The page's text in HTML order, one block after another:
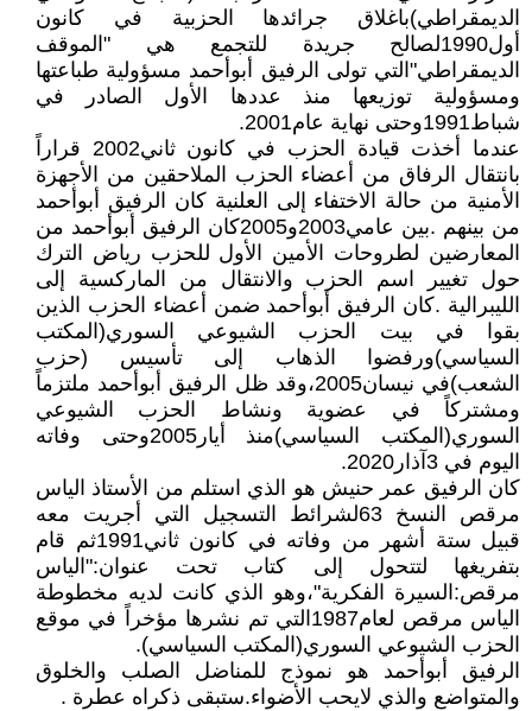
الديمقراطي)باغلاق جرائدها الحزبية في كانون
أول1990لصالح جريدة للتجمع هي "الموقف
الديمقراطي"التي تولى الرفيق أبوأحمد مسؤولية طباعتها
ومسؤولية توزيعها منذ عددها الأول الصادر في
شباط1991وحتى نهاية عام2001.
عندما أخذت قيادة الحزب في كانون ثاني2002 قراراً
بانتقال الرفاق من أعضاء الحزب الملاحقين من الأجهزة
الأمنية من حالة الاختفاء إلى العلنية كان الرفيق أبوأحمد
من بينهم .بين عامي2003و2005كان الرفيق أبوأحمد من
المعارضين لطروحات الأمين الأول للحزب رياض الترك
حول تغيير اسم الحزب والانتقال من الماركسية إلى
الليبرالية .كان الرفيق أبوأحمد ضمن أعضاء الحزب الذين
بقوا في بيت الحزب الشيوعي السوري(المكتب
السياسي)ورفضوا الذهاب إلى تأسيس (حزب
الشعب)في نيسان2005،وقد ظل الرفيق أبوأحمد ملتزماً
ومشتركاً في عضوية ونشاط الحزب الشيوعي
السوري(المكتب السياسي)منذ أيار2005وحتى وفاته
اليوم في 3آذار2020.
كان الرفيق عمر حنيش هو الذي استلم من الأستاذ الياس
مرقص النسخ 63لشرائط التسجيل التي أجريت معه
قبيل ستة أشهر من وفاته في كانون ثاني1991ثم قام
بتفريغها لتتحول إلى كتاب تحت عنوان:"الياس
مرقص:السيرة الفكرية"،وهو الذي كانت لديه مخطوطة
الياس مرقص لعام1987التي تم نشرها مؤخراً في موقع
الحزب الشيوعي السوري(المكتب السياسي).
الرفيق أبوأحمد هو نموذج للمناضل الصلب والخلوق
والمتواضع والذي لايحب الأضواء.ستبقى ذكراه عطرة .